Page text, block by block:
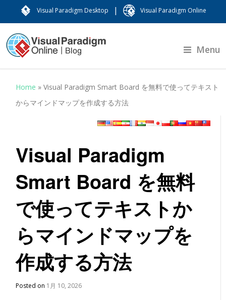
Visual Paradigm Desktop | Visual Paradigm Online
Menu
Home »Visual Paradigm Smart Board を無料で使ってテキスト
からマインドマップを作成する方法
Visual Paradigm
Smart Board を無料
で使ってテキストか
らマインドマップを
作成する方法
Posted on 1月 10, 2026